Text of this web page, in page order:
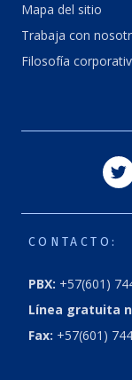
Mapa del sitio
Trabaja con
Filosofía
CONTACTO:
PBX: +57(601)
Línea gratuita
Fax: +57(601)